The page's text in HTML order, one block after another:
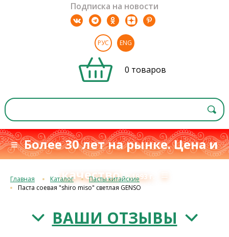
Подписка на новости
РУС ENG
0 товаров
≡ Более 30 лет на рынке. Цена и
качествос 1993 г. ≡
Главная Каталог
Пасты китайские
Паста соевая "shiro miso" светлая GENSO
ВАШИ ОТЗЫВЫ